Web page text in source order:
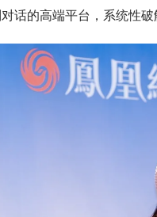
话的高端平台，系统性